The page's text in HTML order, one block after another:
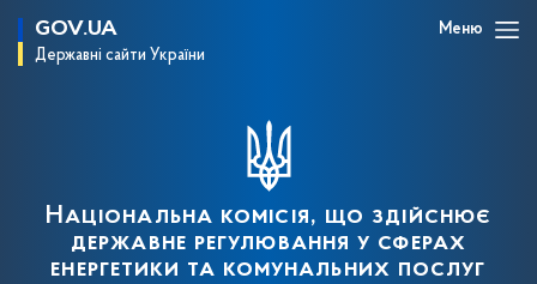
GOV.UA
Державні сайти України
Меню
Національна комісія, що здійснює
державне регулювання у сферах
енергетики та комунальних послуг